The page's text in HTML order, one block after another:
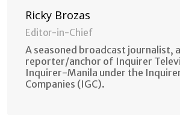
Ricky Brozas
Editor-in-Chief
A seasoned broadcast journalist,
reporter/anchor of Inquirer
Inquirer-Manila under the
Companies (IGC).